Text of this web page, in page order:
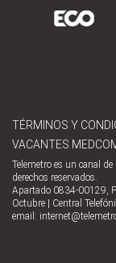
TÉRMINOS Y
VACANTES
Telemetro es un canal
derechos reservados.
Apartado 0834-00129,
Octubre | Central
email: